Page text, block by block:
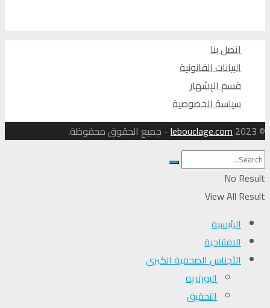
اتصل بنا
البيانات القانونية
قسم الإشهار
سياسة الخصوصية
© 2023
lebouclage.com- جميع الحقوق محفوظة.
No Result
View All Result
الرئيسية
الافتتاحية
الأجناس الصحفية الكبرى
البورتريه
التحقیق